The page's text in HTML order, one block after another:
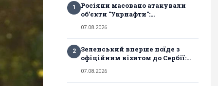
1
Росіяни масовано атакували
обʼєкти "Укрнафти":...
07.08.2026
2
Зеленський вперше поїде з
офіційним візитом до Сербії:...
07.08.2026